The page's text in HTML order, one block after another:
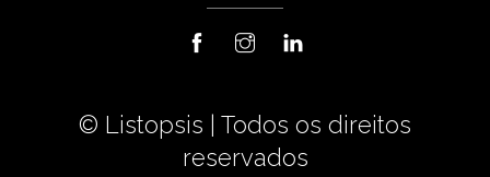
© Listopsis | Todos os direitos
reservados